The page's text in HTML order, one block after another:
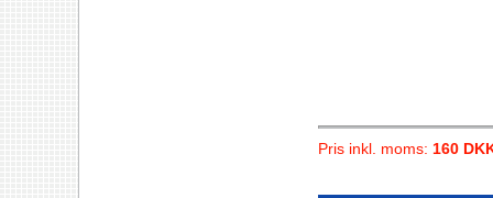
Pris inkl. moms: 160